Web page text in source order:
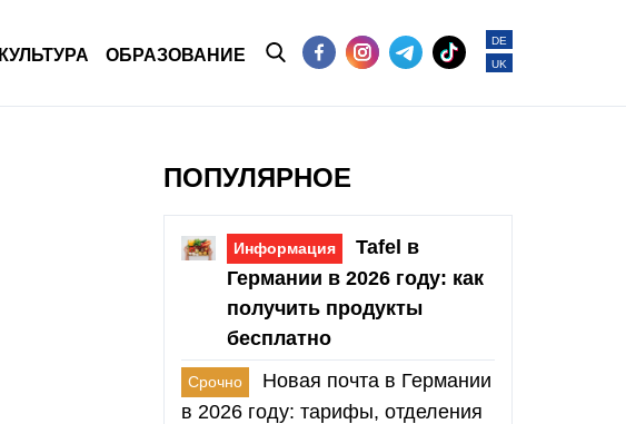
КУЛЬТУРА ОБРАЗОВАНИЕ
DE
UK
ПОПУЛЯРНОЕ
Информация
Tafel в
Германии в 2026 году: как
получить продукты
бесплатно
Срочно
Новая почта в Германии
в 2026 году: тарифы, отделения